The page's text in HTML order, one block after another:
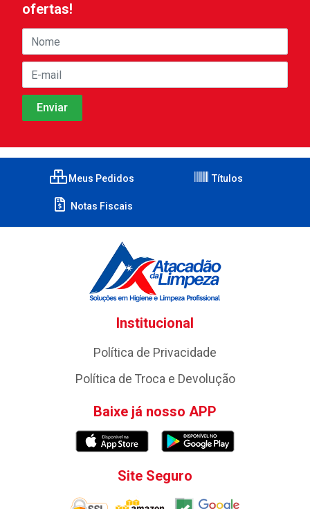
ofertas!
Meus Pedidos Títulos
Notas Fiscais
Institucional
Política de Privacidade
Política de Troca e Devolução
Baixe já nosso APP
Site Seguro